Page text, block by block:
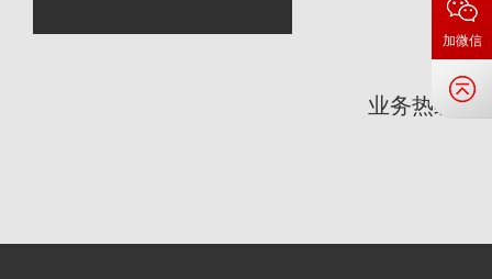
业务热线：
加微信